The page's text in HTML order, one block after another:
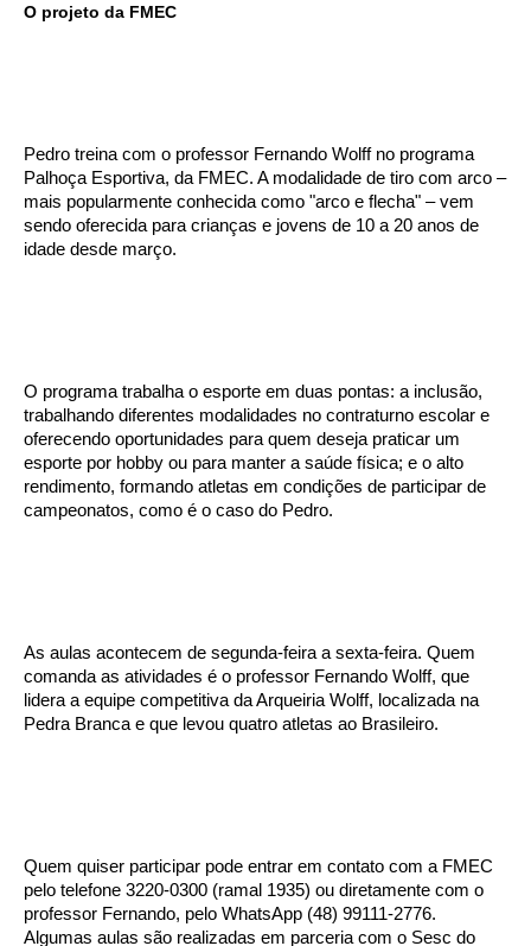
O projeto da FMEC
Pedro treina com o professor Fernando Wolff no programa
Palhoça Esportiva, da FMEC. A modalidade de tiro com arco –
mais popularmente conhecida como "arco e flecha" – vem
sendo oferecida para crianças e jovens de 10 a 20 anos de
idade desde março.
O programa trabalha o esporte em duas pontas: a inclusão,
trabalhando diferentes modalidades no contraturno escolar e
oferecendo oportunidades para quem deseja praticar um
esporte por hobby ou para manter a saúde física; e o alto
rendimento, formando atletas em condições de participar de
campeonatos, como é o caso do Pedro.
As aulas acontecem de segunda-feira a sexta-feira. Quem
comanda as atividades é o professor Fernando Wolff, que
lidera a equipe competitiva da Arqueiria Wolff, localizada na
Pedra Branca e que levou quatro atletas ao Brasileiro.
Quem quiser participar pode entrar em contato com a FMEC
pelo telefone 3220-0300 (ramal 1935) ou diretamente com o
professor Fernando, pelo WhatsApp (48) 99111-2776.
Algumas aulas são realizadas em parceria com o Sesc do